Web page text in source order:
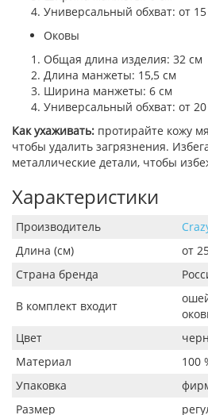
Универсальный обхват: от
Оковы
Общая длина изделия: 32 см
Длина манжеты: 15,5 см
Ширина манжеты: 6 см
Универсальный обхват: от
Как ухаживать: протирайте кожу
чтобы удалить загрязнения.
металлические детали, чтобы
Характеристики
Производитель
Длина (см)
от
Страна бренда
В комплект входит
Цвет
Материал
100
Упаковка
Размер